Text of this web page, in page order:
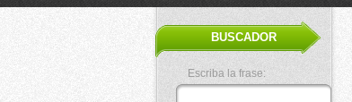
BUSCADOR
Escriba la frase: